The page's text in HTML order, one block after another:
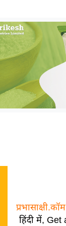
प्रभासाक्षी.कॉम
हिंदी में, Get